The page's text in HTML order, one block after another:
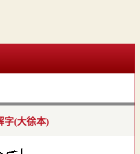
字(大徐本)